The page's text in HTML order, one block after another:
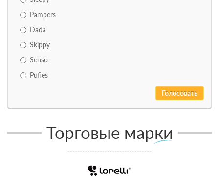
Pampers
Dada
Skippy
Senso
Pufies
Торговые марки